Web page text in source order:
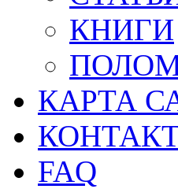
КНИГИ
КАРТА
FAQ